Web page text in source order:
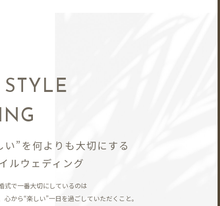
”を何よりも大切にする
ルウェディング
式で一番大切にしているのは
心から“楽しい”一日を過ごしていただくこと。